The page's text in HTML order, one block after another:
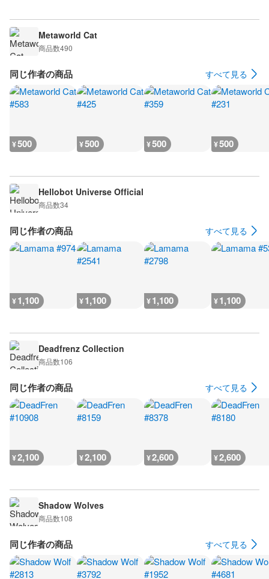
Metaworld Cat
商品数490
同じ作者の商品 すべて見る
¥500 ¥500 ¥500 ¥500
Hellobot Universe Official
商品数34
同じ作者の商品 すべて見る
¥1,100 ¥1,100 ¥1,100 ¥1,100
Deadfrenz Collection
商品数106
同じ作者の商品 すべて見る
¥2,100 ¥2,100 ¥2,600 ¥2,600
Shadow Wolves
商品数108
同じ作者の商品 すべて見る